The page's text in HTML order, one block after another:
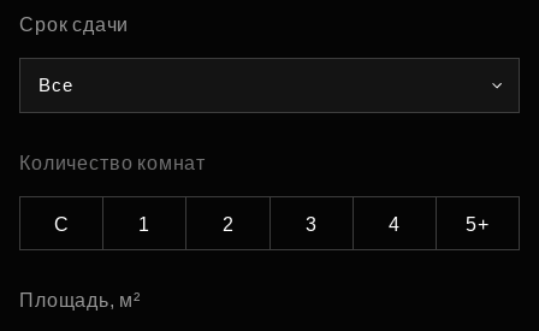
Срок сдачи
Все
Количество комнат
С 1 2 3 4 5+
Площадь, м²